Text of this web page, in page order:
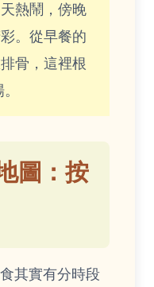
熱鬧，傍晚
。從早餐的
骨，這裡根
圖：按
其實有分時段